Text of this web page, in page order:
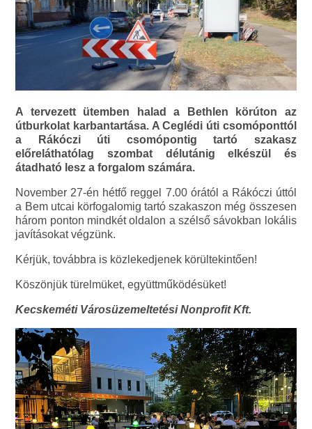
A tervezett ütemben halad a Bethlen körúton az
útburkolat karbantartása. A Ceglédi úti csomóponttól
a Rákóczi úti csomópontig tartó szakasz
előreláthatólag szombat délutánig elkészül és
átadható lesz a forgalom számára.
November 27-én hétfő reggel 7.00 órától a Rákóczi úttól
a Bem utcai körfogalomig tartó szakaszon még összesen
három ponton mindkét oldalon a szélső sávokban lokális
javításokat végzünk.
Kérjük, továbbra is közlekedjenek körültekintően!
Köszönjük türelmüket, együttműködésüket!
Kecskeméti Városüzemeltetési Nonprofit Kft.